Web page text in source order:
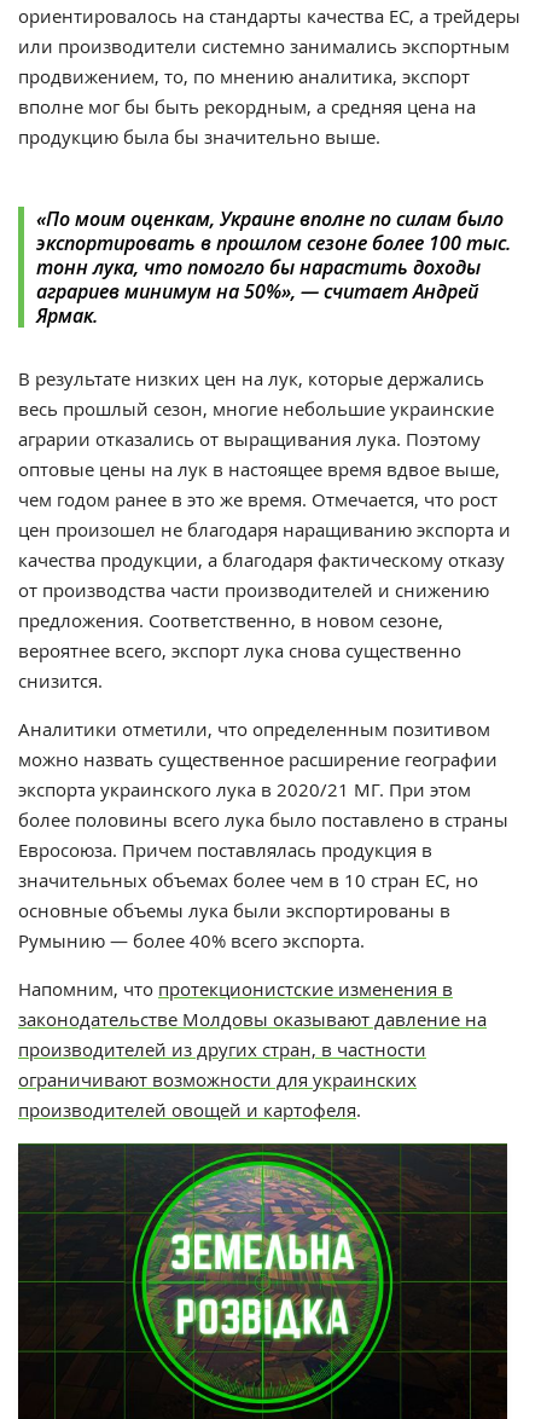
ориентировалось на стандарты качества ЕС, а трейдеры
или производители системно занимались экспортным
продвижением, то, по мнению аналитика, экспорт
вполне мог бы быть рекордным, а средняя цена на
продукцию была бы значительно выше.
«По моим оценкам, Украине вполне по силам было
экспортировать в прошлом сезоне более 100 тыс.
тонн лука, что помогло бы нарастить доходы
аграриев минимум на 50%», — считает Андрей
Ярмак.
В результате низких цен на лук, которые держались
весь прошлый сезон, многие небольшие украинские
аграрии отказались от выращивания лука. Поэтому
оптовые цены на лук в настоящее время вдвое выше,
чем годом ранее в это же время. Отмечается, что рост
цен произошел не благодаря наращиванию экспорта и
качества продукции, а благодаря фактическому отказу
от производства части производителей и снижению
предложения. Соответственно, в новом сезоне,
вероятнее всего, экспорт лука снова существенно
снизится.
Аналитики отметили, что определенным позитивом
можно назвать существенное расширение географии
экспорта украинского лука в 2020/21 МГ. При этом
более половины всего лука было поставлено в страны
Евросоюза. Причем поставлялась продукция в
значительных объемах более чем в 10 стран ЕС, но
основные объемы лука были экспортированы в
Румынию — более 40% всего экспорта.
Напомним, что протекционистские изменения в
законодательстве Молдовы оказывают давление на
производителей из других стран, в частности
ограничивают возможности для украинских
производителей овощей и картофеля.